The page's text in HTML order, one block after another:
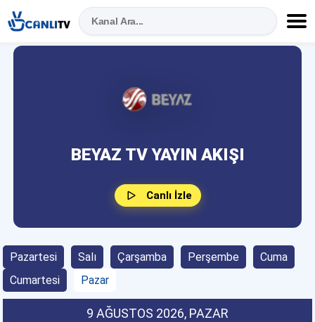
BEYAZ TV YAYIN AKIŞI
Canlı İzle
Pazartesi Salı Çarşamba Perşembe
Cuma
Cumartesi
Pazar
9 AĞUSTOS 2026, PAZAR